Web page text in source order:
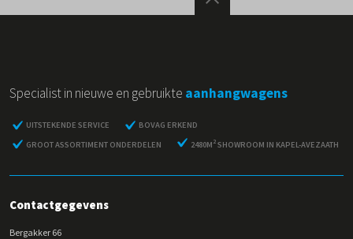
Specialist in nieuwe en gebruikte aanhangwagens
UITSTEKENDE SERVICE
BOVAG ERKEND
GROOT ASSORTIMENT ONDERDELEN
2480M 2SHOWROOM IN KAPEL-AVEZAATH
Contactgegevens
Bergakker 66